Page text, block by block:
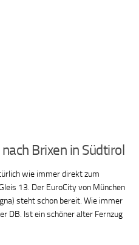
Brixen in Südtirol
wie immer direkt zum
13. Der EuroCity von München
steht schon bereit. Wie immer
DB. Ist ein schöner alter Fernzug